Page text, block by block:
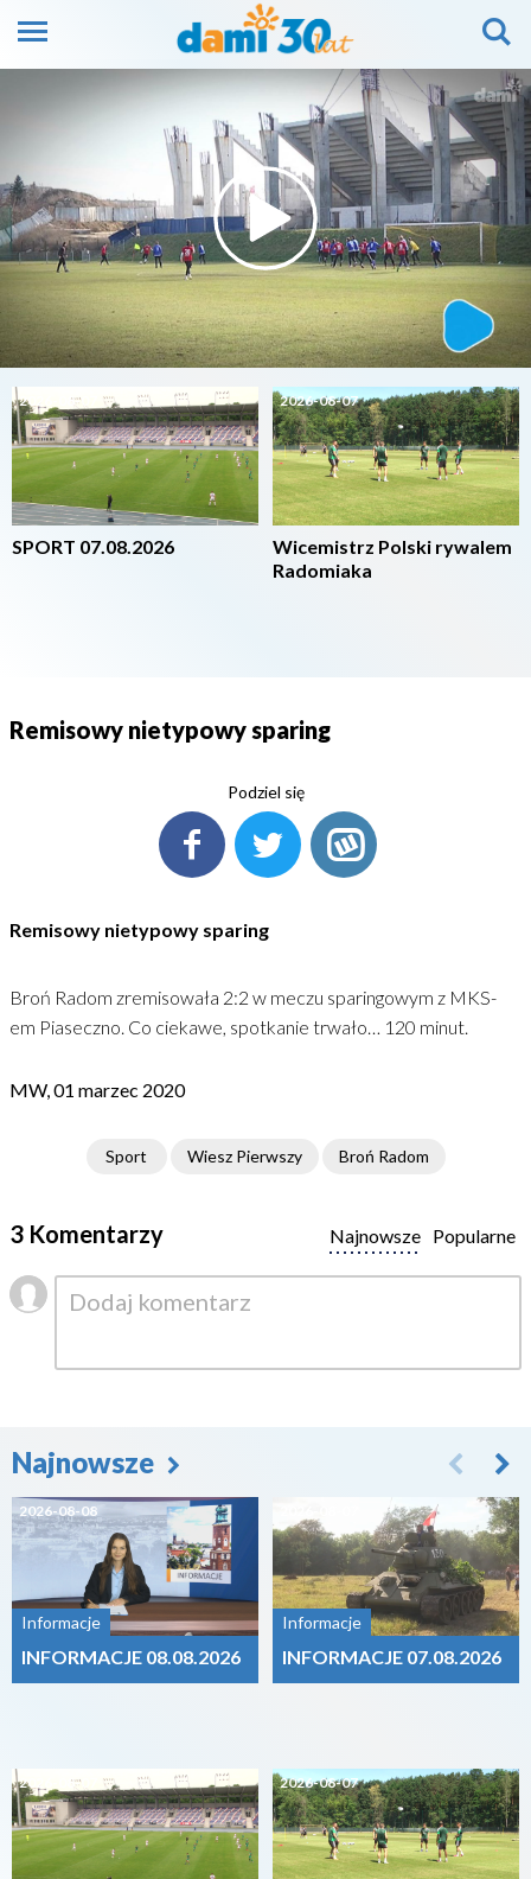
2026-08-07
SPORT 07.08.2026
2026-08-07
Wicemistrz Polski rywalem
Radomiaka
Remisowy nietypowy sparing
Podziel się
Remisowy nietypowy sparing
Broń Radom zremisowała 2:2 w meczu sparingowym z MKS-
em Piaseczno. Co ciekawe, spotkanie trwało… 120 minut.
MW, 01 marzec 2020
Sport Wiesz Pierwszy Broń Radom
3 Komentarzy Popularne
Najnowsze
Najnowsze
2026-08-08
Informacje
INFORMACJE 08.08.2026
2026-08-07
Informacje
INFORMACJE 07.08.2026
2026-08-07